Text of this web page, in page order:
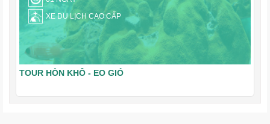
XE DU LỊCH CAO CẤP
TOUR HÒN KHÔ - EO GIÓ